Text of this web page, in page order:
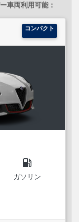
車両利用可能：
コンパクト
local_gas_station
ガソリン